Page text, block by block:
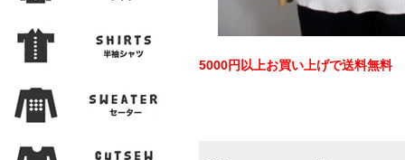
5000円以上お買い上げで送料無料